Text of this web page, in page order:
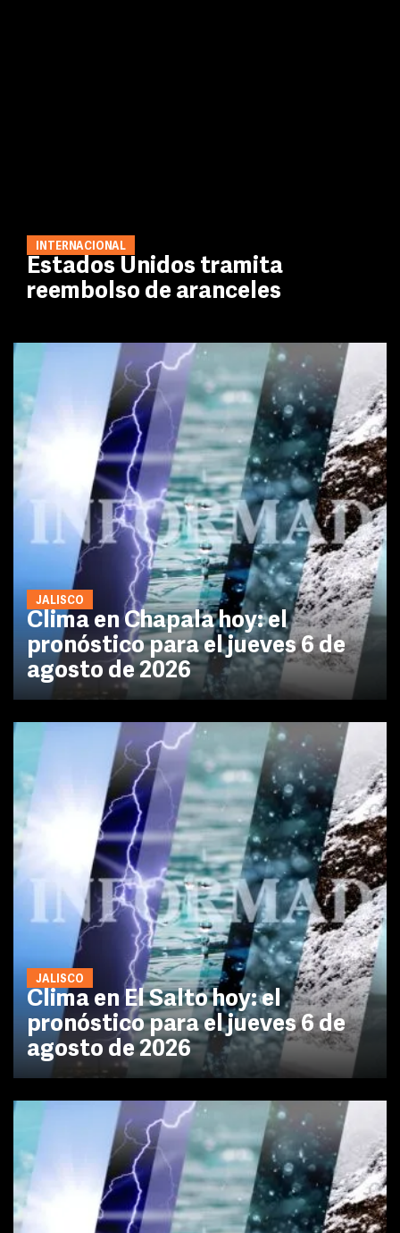
INTERNACIONAL
Estados Unidos tramita
reembolso de aranceles
JALISCO
Clima en Chapala hoy: el
pronóstico para el jueves 6 de
agosto de 2026
JALISCO
Clima en El Salto hoy: el
pronóstico para el jueves 6 de
agosto de 2026